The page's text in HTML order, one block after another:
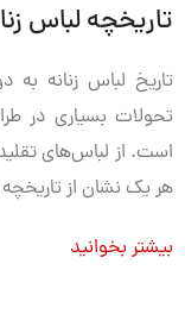
تاریخچه لباس
تاریخ لباس زنانه به
تحولات بسیاری در
است. از لباس‌های
هر یک نشان از
بیشتر بخوانید